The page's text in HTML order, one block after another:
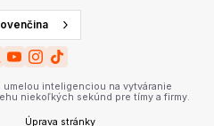
inteligenciou na vytváranie
niekoľkých sekúnd pre tímy a firmy.
Úprava stránky